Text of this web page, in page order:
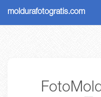
moldurafotogratis.com